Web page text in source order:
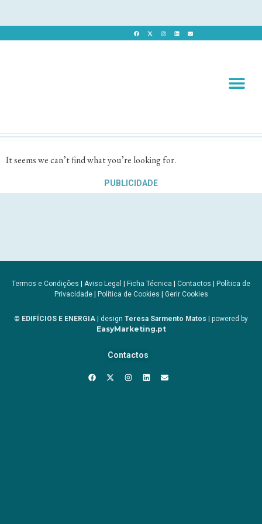
It seems we can’t find what you’re looking for.
PUBLICIDADE
Termos e Condições Aviso Legal Ficha Técnica Contactos
Política de
Privacidade| Política de Cookies Gerir Cookies
© EDIFÍCIOS E ENERGIA | design Teresa Sarmento Matos | powered by
EasyMarketing.pt
Contactos